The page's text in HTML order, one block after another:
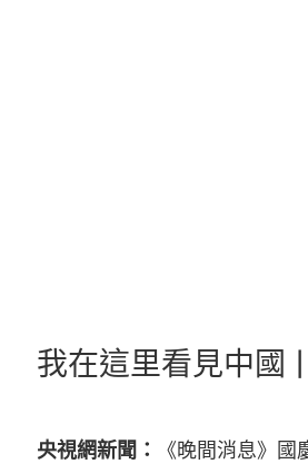
我在這里看見中國
央視網新聞： 《晚間消息》